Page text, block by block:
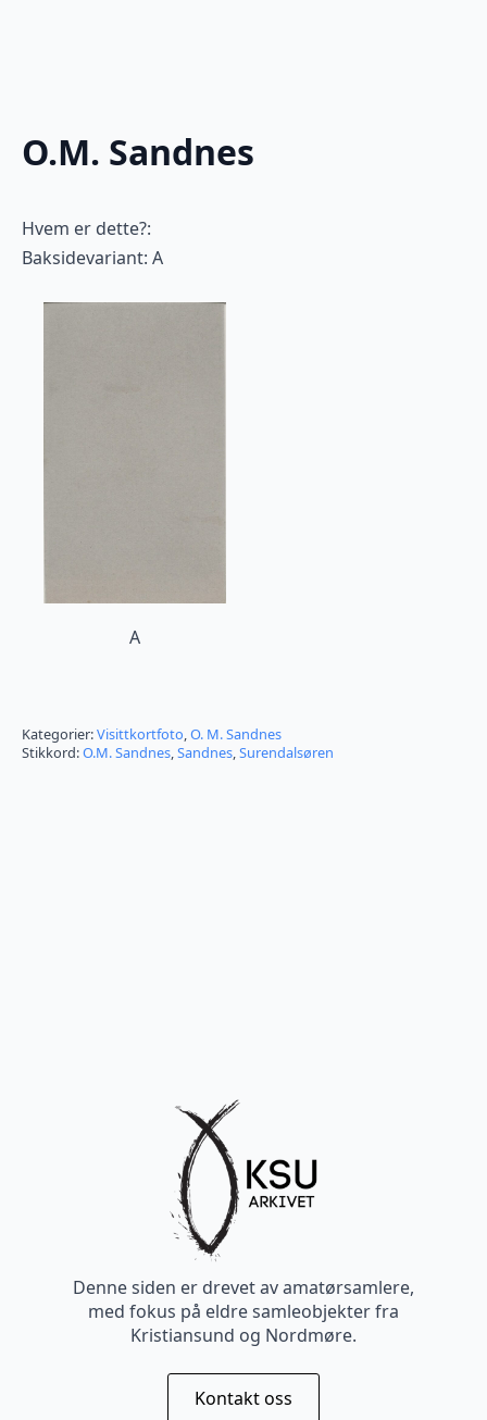
O.M. Sandnes
Hvem er dette?:
Baksidevariant: A
A
Kategorier:Visittkortfoto,O. M. Sandnes
Stikkord:O.M. Sandnes,Sandnes,Surendalsøren
Denne siden er drevet av amatørsamlere,
med fokus på eldre samleobjekter fra
Kristiansund og Nordmøre.
Kontakt oss